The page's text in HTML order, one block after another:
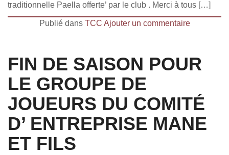
traditionnelle Paella offerte’ par le club . Merci à tous […]
Publié dans TCC Ajouter un commentaire
FIN DE SAISON POUR
LE GROUPE DE
JOUEURS DU COMITÉ
D’ ENTREPRISE MANE
ET FILS